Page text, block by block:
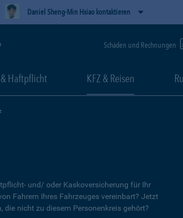
Daniel Sheng-Min Hsiao kontaktieren
Schäden und Rechnungen
Haftpflicht KFZ & Reisen
und/ oder Kaskoversicherung für Ihr
Fahrern Ihres Fahrzeuges vereinbart? Jetzt
die nicht zu diesem Personenkreis gehört?